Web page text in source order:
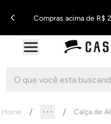
Compras acima de
Home